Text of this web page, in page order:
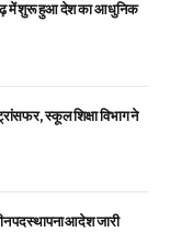
में शुरू हुआ देश का आधुनिक
स्कूल शिक्षा विभाग ने
पदस्थापना आदेश जारी